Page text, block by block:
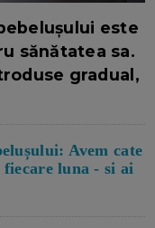
este
sănătatea sa.
gradual,
Avem cate
luna - si ai